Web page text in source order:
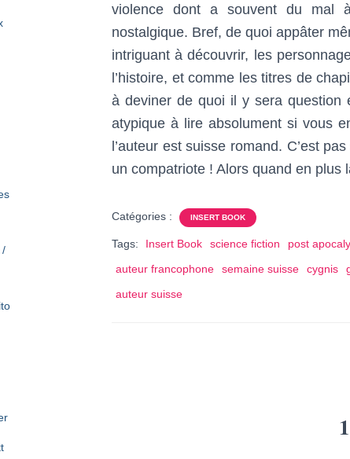
/
violence dont a souvent du mal
nostalgique. Bref, de quoi appâter
intriguant à découvrir, les
l’histoire, et comme les titres de
à deviner de quoi il y sera question
atypique à lire absolument si vous
l’auteur est suisse romand. C’est
un compatriote ! Alors quand en plus
Catégories : INSERT BOOK
Tags: Insert Book science fiction
post
auteur francophone
semaine suisse cygnis
auteur suisse